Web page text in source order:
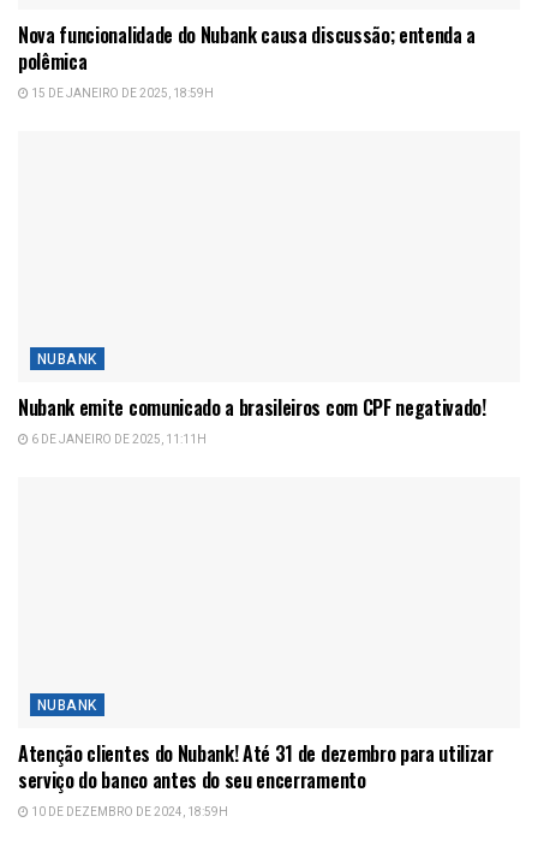
Nova funcionalidade do Nubank causa discussão; entenda a
polêmica
15 DE JANEIRO DE 2025, 18:59H
NUBANK
Nubank emite comunicado a brasileiros com CPF negativado!
6 DE JANEIRO DE 2025, 11:11H
NUBANK
Atenção clientes do Nubank! Até 31 de dezembro para utilizar
serviço do banco antes do seu encerramento
10 DE DEZEMBRO DE 2024, 18:59H